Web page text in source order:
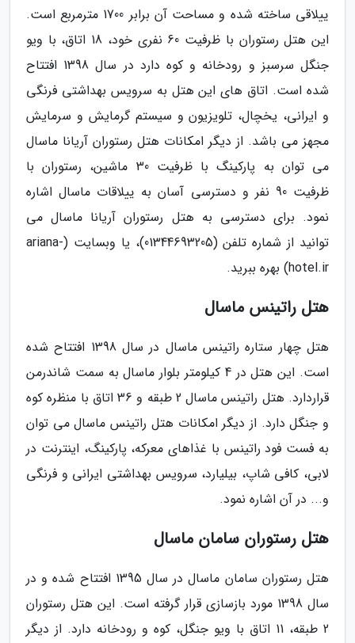
ییلاقی ساخته شده و مساحت آن برابر 1700 مترمربع است.
این هتل رستوران با ظرفیت 60 نفری خود، 18 اتاق، با ویو
جنگل سرسبز و رودخانه و کوه دارد در سال 1398 افتتاح
شده است. اتاق های این هتل به سرویس بهداشتی فرنگی
و ایرانی، یخچال، تلویزیون و سیستم گرمایش و سرمایش
مجهز می باشد. از دیگر امکانات هتل رستوران آریانا ماسال
می توان به پارکینگ با ظرفیت 30 ماشین، رستوران با
ظرفیت 90 نفر و دسترسی آسان به ییلاقات ماسال اشاره
نمود. برای دسترسی به هتل رستوران آریانا ماسال می
توانید از شماره تلفن (01344693205)، یا وبسایت (ariana-
hotel.ir) بهره ببرید.
هتل راتینس ماسال
هتل چهار ستاره راتینس ماسال در سال 1398 افتتاح شده
است. این هتل در 4 کیلومتر بلوار ماسال به سمت شاندرمن
قراردارد. هتل راتینس ماسال 2 طبقه و 36 اتاق با منظره کوه
و جنگل دارد. از دیگر امکانات هتل راتینس ماسال می توان
به فست فود راتینس با غذاهای معرکه، پارکینگ، اینترنت در
لابی، کافی شاپ، بیلیارد، سرویس بهداشتی ایرانی و فرنگی
و... در آن اشاره نمود.
هتل رستوران سامان ماسال
هتل رستوران سامان ماسال در سال 1395 افتتاح شده و در
سال 1398 مورد بازسازی قرار گرفته است. این هتل رستوران
2 طبقه، 11 اتاق با ویو جنگل، کوه و رودخانه دارد. از دیگر